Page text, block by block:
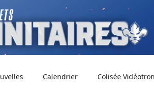
Calendrier Colisée Vidéotron